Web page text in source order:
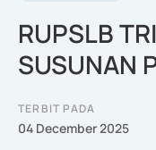
RUPSLB
SUSUNAN
TERBIT PADA
04 December 2025